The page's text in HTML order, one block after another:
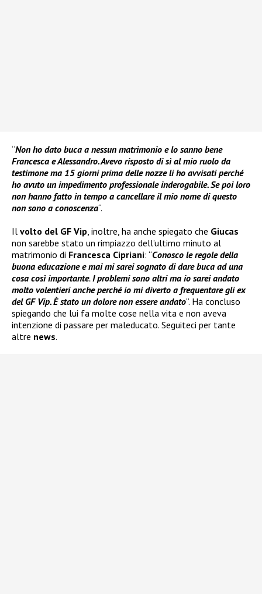
“Non ho dato buca a nessun matrimonio e lo sanno bene
Francesca e Alessandro. Avevo risposto di sì al mio ruolo da
testimone ma 15 giorni prima delle nozze li ho avvisati perché
ho avuto un impedimento professionale inderogabile. Se poi loro
non hanno fatto in tempo a cancellare il mio nome di questo
non sono a conoscenza“.
Il volto del GF Vip, inoltre, ha anche spiegato che Giucas
non sarebbe stato un rimpiazzo dell’ultimo minuto al
matrimonio di Francesca Cipriani: “Conosco le regole della
buona educazione e mai mi sarei sognato di dare buca ad una
cosa così importante.I problemi sono altri ma io sarei andato
molto volentieri anche perché io mi diverto a frequentare gli ex
del GF Vip. È stato un dolore non essere andato“. Ha concluso
spiegando che lui fa molte cose nella vita e non aveva
intenzione di passare per maleducato. Seguiteci per tante
altre news.